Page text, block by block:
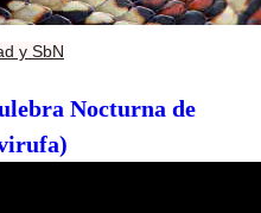
y SbN
Nocturna de